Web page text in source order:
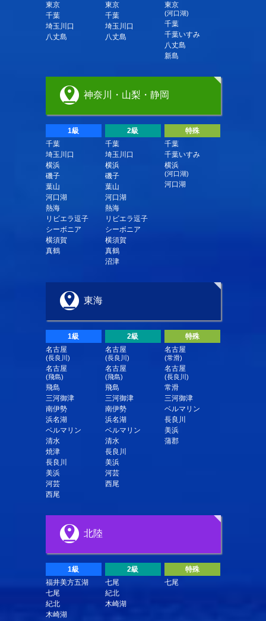
東京
千葉
埼玉川口
八丈島
東京
千葉
埼玉川口
八丈島
東京
(河口湖)
千葉
千葉いすみ
八丈島
新島
神奈川・山梨・静岡
1級
千葉
埼玉川口
横浜
磯子
葉山
河口湖
熱海
リビエラ逗子
シーボニア
横須賀
真鶴
2級
千葉
埼玉川口
横浜
磯子
葉山
河口湖
熱海
リビエラ逗子
シーボニア
横須賀
真鶴
沼津
特殊
千葉
千葉いすみ
横浜
(河口湖)
河口湖
東海
1級
名古屋
(長良川)
名古屋
(飛島)
飛島
三河御津
南伊勢
浜名湖
ベルマリン
清水
焼津
長良川
美浜
河芸
西尾
2級
名古屋
(長良川)
名古屋
(飛島)
飛島
三河御津
南伊勢
浜名湖
ベルマリン
清水
長良川
美浜
河芸
西尾
特殊
名古屋
(常滑)
名古屋
(長良川)
常滑
三河御津
ベルマリン
長良川
美浜
蒲郡
北陸
1級
福井美方五湖
七尾
紀北
木崎湖
2級
七尾
紀北
木崎湖
特殊
七尾